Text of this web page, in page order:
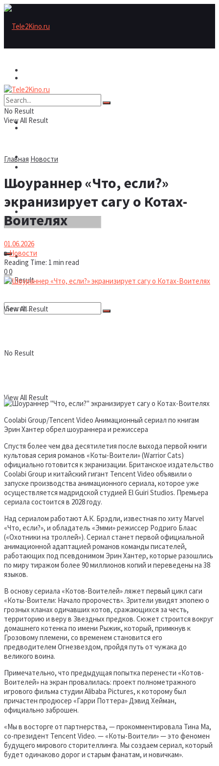
Рецензии/трейлеры
Новости
No Result
View All Result
Рецензии/трейлеры
Шоу бизнес
Новости
No Result
View All Result
No Result
View All Result
Главная Новости
Шоураннер «Что, если?»
экранизирует сагу о Котах-
Воителях
01.06.2026
вНовости
Reading Time: 1 min read
00
Coolabi Group/Tencent Video Анимационный сериал по книгам
Эрин Хантер обрел шоураннера и режиссера
Спустя более чем два десятилетия после выхода первой книги
культовая серия романов «Коты-Воители» (Warrior Cats)
официально готовится к экранизации. Британское издательство
Coolabi Group и китайский гигант Tencent Video объявили о
запуске производства анимационного сериала, которое уже
осуществляется мадридской студией El Guiri Studios. Премьера
сериала состоится в 2028 году.
Над сериалом работают A.К. Брэдли, известная по хиту Marvel
«Что, если?», и обладатель «Эмми» режиссер Родриго Блаас
(«Охотники на троллей»). Сериал станет первой официальной
анимационной адаптацией романов команды писателей,
работающих под псевдонимом Эрин Хантер, которые разошлись
по миру тиражом более 90 миллионов копий и переведены на 38
языков.
В основу сериала «Котов-Воителей» ляжет первый цикл саги
«Коты-Воители: Начало пророчеств». Зрители увидят эпопею о
грозных кланах одичавших котов, сражающихся за честь,
территорию и веру в Звездных предков. Сюжет строится вокруг
домашнего котенка по имени Рыжик, который, примкнув к
Грозовому племени, со временем становится его
предводителем Огнезвездом, пройдя путь от чужака до
великого воина.
Примечательно, что предыдущая попытка перенести «Котов-
Воителей» на экран провалилась: проект полнометражного
игрового фильма студии Alibaba Pictures, к которому был
причастен продюсер «Гарри Поттера» Дэвид Хейман,
официально заброшен.
«Мы в восторге от партнерства, — прокомментировала Тина Ма,
со-президент Tencent Video. — «Коты-Воители» — это феномен
будущего мирового сторителлинга. Мы создаем сериал, который
будет одинаково дорог и старым фанатам, и новичкам».